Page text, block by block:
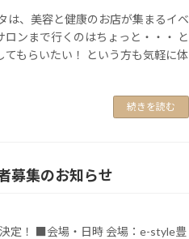
、美容と健康のお店が集まるイベ
ロンまで行くのはちょっと・・・ と
もらいたい！ という方も気軽に体
続きを読む
募集のお知らせ
定！ ■会場・日時 会場：e-style豊